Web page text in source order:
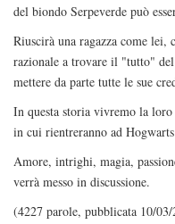
del biondo Serpeverde può
Riuscirà una ragazza come lei,
razionale a trovare il "tutto"
mettere da parte tutte le sue
In questa storia vivremo la
in cui rientreranno ad
Amore, intrighi, magia,
verrà messo in discussione.
(4227 parole, pubblicata 10/03/